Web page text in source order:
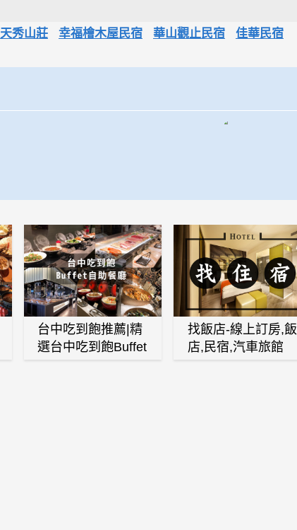
天秀山莊 幸福檜木屋民宿 華山觀止民宿
佳華民宿
台中吃到飽推薦|精
選台中吃到飽Buffet
找飯店-線上訂房,飯
店,民宿,汽車旅館